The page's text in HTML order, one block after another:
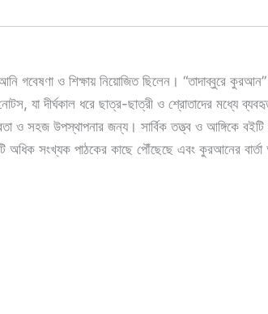
গবেষণা ও শিক্ষায় নিয়োজিত ছিলেন। “তাদাব্বুরে
যা দীর্ঘকাল ধরে ছাত্র-ছাত্রী ও শ্রোতাদের মধ্যে
ও সহজ উপস্থাপনার জন্য। সার্বিক তত্ত্ব ও আঙ্গিকে
অধিক সংখ্যক পাঠকের কাছে পৌঁছেছে এবং কুরআনের